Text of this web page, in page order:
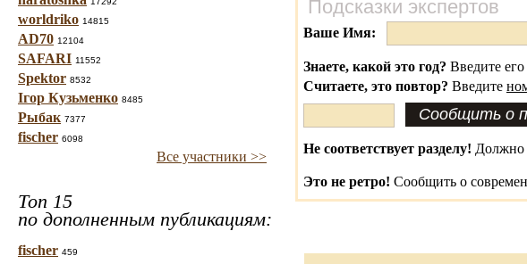
worldriko 14815
AD70 12104
SAFARI 11552
Spektor 8532
Ігор Кузьменко 8485
Рыбак 7377
fischer 6098
Все участники >>
Топ 15
по дополненным публикациям:
fischer 459
Подсказки экспертов
Ваше Имя:
Знаете, какой это год? Введите
Считаете, это повтор? Введите
Не соответствует разделу! Должно
Это не ретро! Сообщить о